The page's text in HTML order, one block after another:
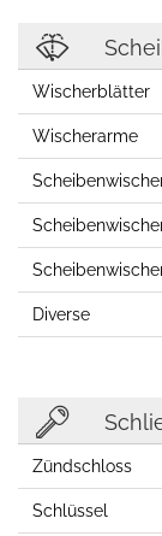
Wischerblätter
Wischerarme
Diverse
Zündschloss
Schlüssel